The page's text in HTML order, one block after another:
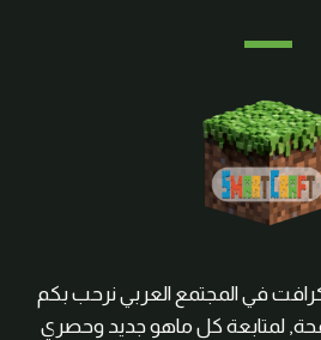
في المجتمع العربي نرحب بكم
لمتابعة كل ماهو جديد وحصري